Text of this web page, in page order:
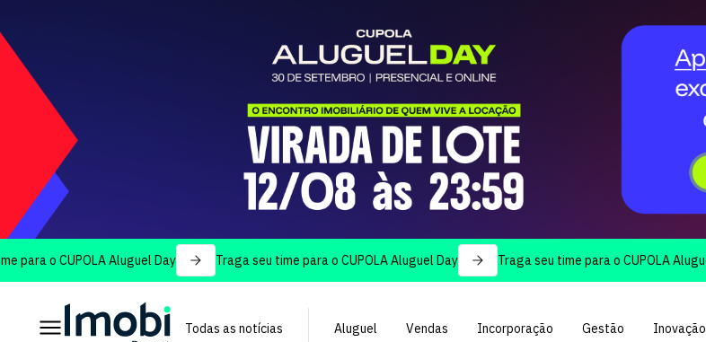
o CUPOLA Aluguel Day Traga seu time para o CUPOLA Aluguel Day Traga seu time para o CUPOLA Aluguel Day
Todas as notícias Aluguel Vendas Incorporação Gestão Inovação